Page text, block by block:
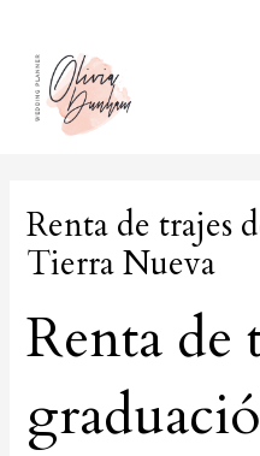
contenido
Renta de trajes
Tierra Nueva
Renta de